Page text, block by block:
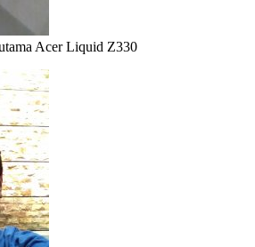
Acer Liquid Z330